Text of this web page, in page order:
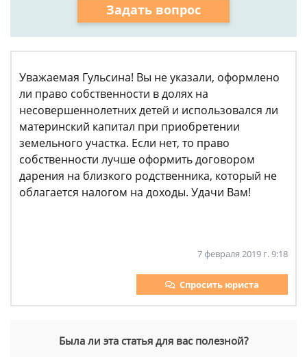
Задать вопрос
Уважаемая Гульсина! Вы не указали, оформлено
ли право собственности в долях на
несовершеннолетних детей и использовался ли
материнский капитал при приобретении
земельного участка. Если нет, то право
собственности лучше оформить договором
дарения на близкого родственника, который не
облагается налогом на доходы. Удачи Вам!
7 февраля 2019 г. 9:18
Спросить юриста
Была ли эта статья для вас полезной?